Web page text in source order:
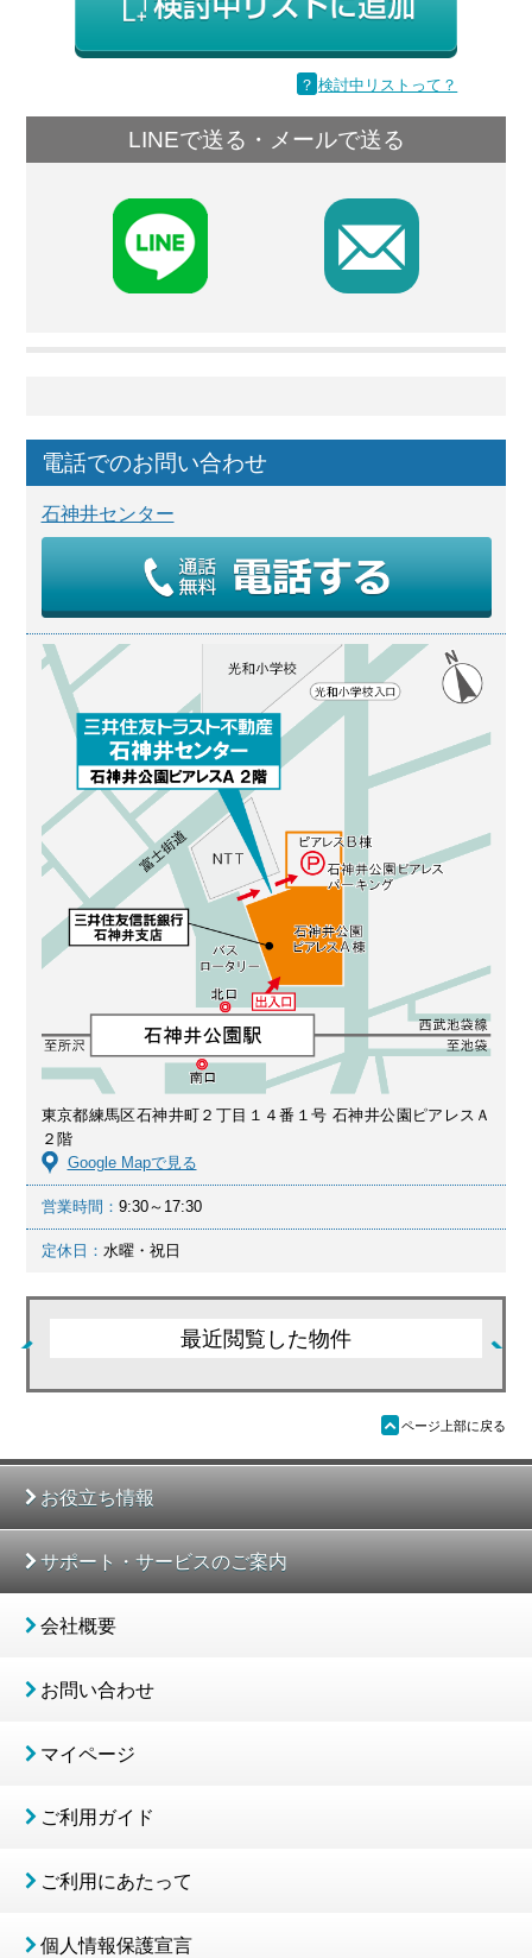
？ 検討中リストって？
LINEで送る・メールで送る
F
電話でのお問い合わせ
石神井センター
東京都練馬区石神井町２丁目１４番１号 石神井公園ピアレスＡ
２階
Google Mapで見る
営業時間： 9:30～17:30
定休日： 水曜・祝日
最近閲覧した物件
ü ページ上部に戻る
お役立ち情報
サポート・サービスのご案内
会社概要
お問い合わせ
マイページ
ご利用ガイド
ご利用にあたって
個人情報保護宣言